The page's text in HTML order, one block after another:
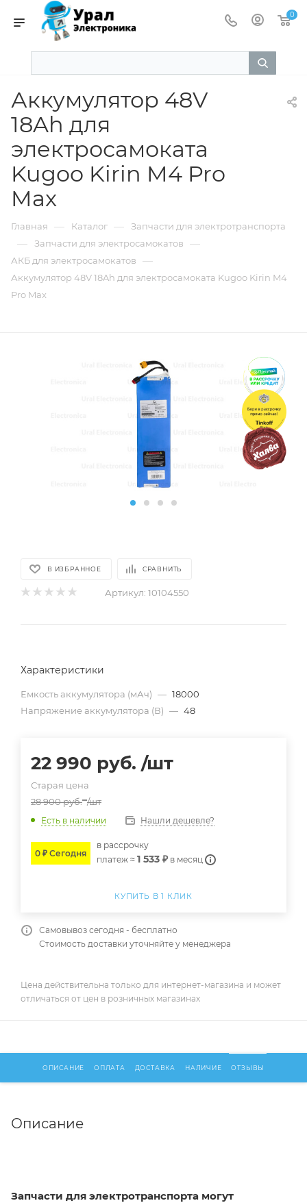
0
Аккумулятор 48V
18Ah для
электросамоката
Kugoo Kirin M4 Pro
Max
Главная — Каталог — Запчасти для электротранспорта
— Запчасти для электросамокатов —
АКБ для электросамокатов —
Аккумулятор 48V 18Ah для электросамоката Kugoo Kirin M4
Pro Max
В ИЗБРАННОЕ СРАВНИТЬ
Артикул: 10104550
Характеристики
Емкость аккумулятора (мАч) — 18000
Напряжение аккумулятора (В) — 48
22 990 руб. /шт
Старая цена
28 900руб. /шт
Есть в наличии Нашли дешевле?
0 ₽ Сегодня
в расcрочку
платеж ≈ 1 533 ₽ в месяц
КУПИТЬ В 1 КЛИК
Самовывоз сегодня - бесплатно
Стоимость доставки уточняйте у менеджера
Цена действительна только для интернет-магазина и может
отличаться от цен в розничных магазинах
ОПИСАНИЕ ОПЛАТА ДОСТАВКА НАЛИЧИЕ ОТЗЫВЫ
Описание
Запчасти для электротранспорта могут